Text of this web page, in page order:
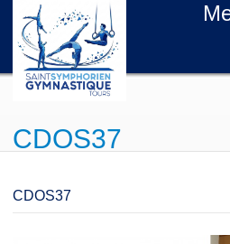
Aller au contenu principal
CDOS37
CDOS37